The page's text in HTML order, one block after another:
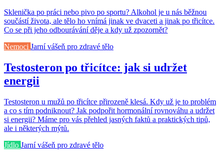
Sklenička po práci nebo pivo po sportu? Alkohol je u nás běžnou
součástí života, ale tělo ho vnímá jinak ve dvaceti a jinak po třicítce.
Co se při jeho odbourávání děje a kdy už zpozornět?
Nemoci Jarní vášeň pro zdravé tělo
Testosteron po třicítce: jak si udržet
energii
Testosteron u mužů po třicítce přirozeně klesá. Kdy už je to problém
a co s tím podniknout? Jak podpořit hormonální rovnováhu a udržet
si energii? Máme pro vás přehled jasných faktů a praktických tipů,
ale i některých mýtů.
Jídlo Jarní vášeň pro zdravé tělo